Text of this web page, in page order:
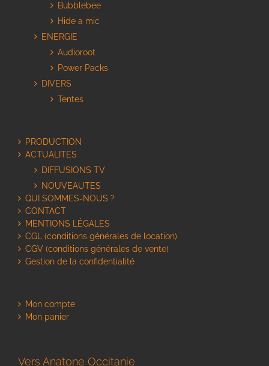
Bubblebee
Hide a mic
ENERGIE
Audioroot
Power Packs
DIVERS
Tentes
PRODUCTION
ACTUALITES
DIFFUSIONS TV
NOUVEAUTES
QUI SOMMES-NOUS ?
CONTACT
MENTIONS LÉGALES
CGL (conditions générales de location)
CGV (conditions générales de vente)
Gestion de la confidentialité
Mon compte
Mon panier
Vers Anatone Occitanie